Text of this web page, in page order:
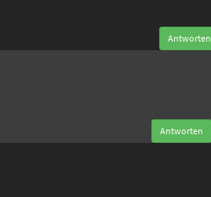
Antworten
Antworten